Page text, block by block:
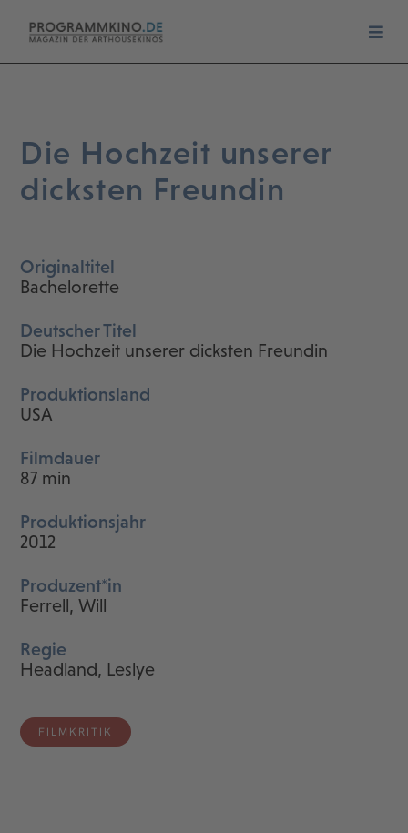
Die Hochzeit unserer
dicksten Freundin
Originaltitel
Bachelorette
Deutscher Titel
Die Hochzeit unserer dicksten Freundin
Produktionsland
USA
Filmdauer
87 min
Produktionsjahr
2012
Produzent*in
Ferrell, Will
Regie
Headland, Leslye
FILMKRITIK